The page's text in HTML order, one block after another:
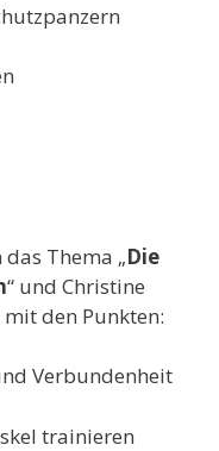
Thema „Die
“ und Christine
den Punkten:
Verbundenheit
trainieren